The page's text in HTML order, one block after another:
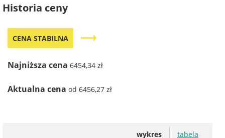
Historia ceny
CENA STABILNA trending_flat
Najniższa cena 6454,34 zł
Aktualna cena od 6456,27 zł
wykres tabela